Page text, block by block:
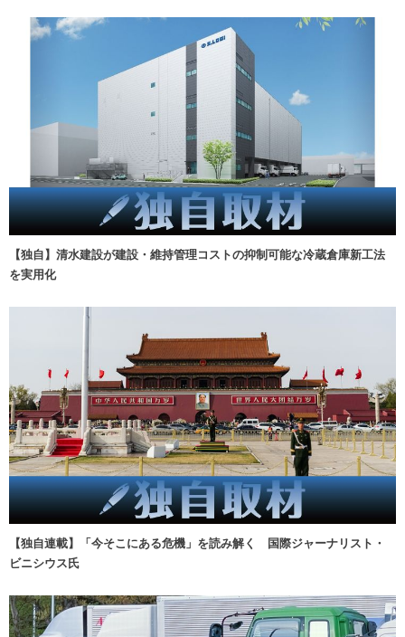
【独自】清水建設が建設・維持管理コストの抑制可能な冷蔵倉庫新工法
を実用化
【独自連載】「今そこにある危機」を読み解く 国際ジャーナリスト・
ビニシウス氏